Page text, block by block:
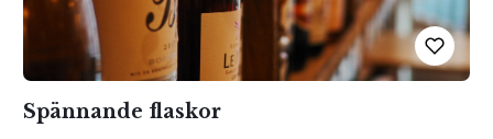
Spännande flaskor